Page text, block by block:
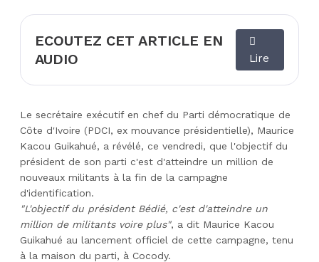
ECOUTEZ CET ARTICLE EN
AUDIO
Lire
Le secrétaire exécutif en chef du Parti démocratique de
Côte d'Ivoire (PDCI, ex mouvance présidentielle), Maurice
Kacou Guikahué, a révélé, ce vendredi, que l'objectif du
président de son parti c'est d'atteindre un million de
nouveaux militants à la fin de la campagne
d'identification.
"L'objectif du président Bédié, c'est d'atteindre un
million de militants voire plus", a dit Maurice Kacou
Guikahué au lancement officiel de cette campagne, tenu
à la maison du parti, à Cocody.